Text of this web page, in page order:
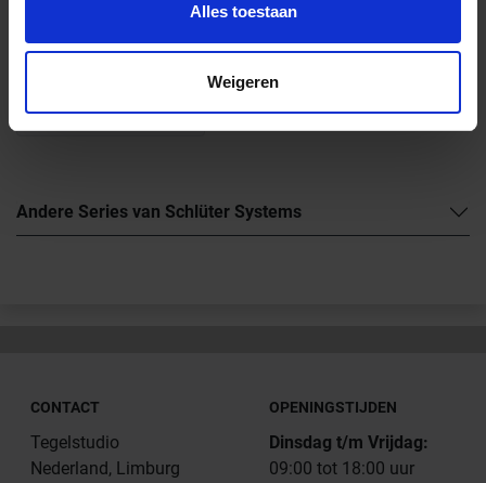
Alles toestaan
Weigeren
vloerbekledingen
Productdatablad 18.4
Andere Series van Schlüter Systems
CONTACT
Tegelstudio
Nederland, Limburg
OPENINGSTIJDEN
Dinsdag t/m Vrijdag:
09:00 tot 18:00 uur